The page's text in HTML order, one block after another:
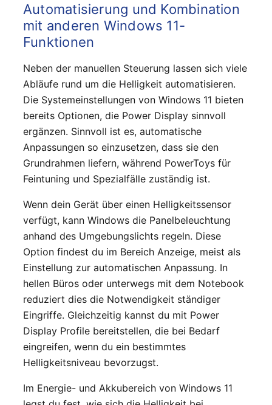
Automatisierung und Kombination
mit anderen Windows 11-
Funktionen
Neben der manuellen Steuerung lassen sich viele
Abläufe rund um die Helligkeit automatisieren.
Die Systemeinstellungen von Windows 11 bieten
bereits Optionen, die Power Display sinnvoll
ergänzen. Sinnvoll ist es, automatische
Anpassungen so einzusetzen, dass sie den
Grundrahmen liefern, während PowerToys für
Feintuning und Spezialfälle zuständig ist.
Wenn dein Gerät über einen Helligkeitssensor
verfügt, kann Windows die Panelbeleuchtung
anhand des Umgebungslichts regeln. Diese
Option findest du im Bereich Anzeige, meist als
Einstellung zur automatischen Anpassung. In
hellen Büros oder unterwegs mit dem Notebook
reduziert dies die Notwendigkeit ständiger
Eingriffe. Gleichzeitig kannst du mit Power
Display Profile bereitstellen, die bei Bedarf
eingreifen, wenn du ein bestimmtes
Helligkeitsniveau bevorzugst.
Im Energie- und Akkubereich von Windows 11